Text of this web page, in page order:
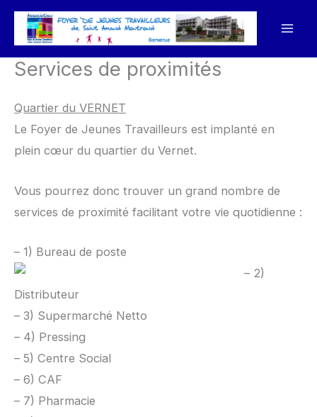
Aller
Services de proximités
Quartier du VERNET
Le Foyer de Jeunes Travailleurs est implanté en
plein cœur du quartier du Vernet.
Vous pourrez donc trouver un grand nombre de
services de proximité facilitant votre vie quotidienne :
– 1) Bureau de poste
– 2)
Distributeur
– 3) Supermarché Netto
– 4) Pressing
– 5) Centre Social
– 6) CAF
– 7) Pharmacie